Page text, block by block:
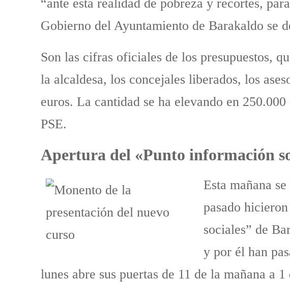
Gobierno del Ayuntamiento de Barakaldo se
Son las cifras oficiales de los presupuestos,
la alcaldesa, los concejales liberados, los
euros. La cantidad se ha elevando en
PSE.
Apertura del «Punto información
Esta mañana
pasado
sociales” de
y por él han
lunes abre sus puertas de 11 de la mañana a